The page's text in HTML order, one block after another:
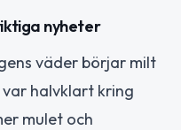
nyheter
väder börjar milt
halvklart kring
mulet och